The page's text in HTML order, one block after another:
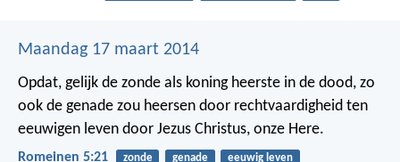
Maandag 17 maart 2014
Opdat, gelijk de zonde als koning heerste in de dood, zo
ook de genade zou heersen door rechtvaardigheid ten
eeuwigen leven door Jezus Christus, onze Here.
Romeinen 5:21 zonde genade eeuwig leven